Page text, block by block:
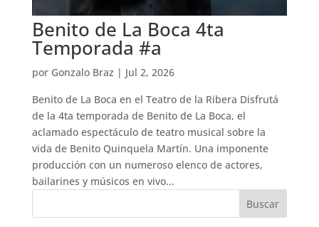
Benito de La Boca 4ta
Temporada #a
por Gonzalo Braz | Jul 2, 2026
Benito de La Boca en el Teatro de la Ribera Disfrutá
de la 4ta temporada de Benito de La Boca, el
aclamado espectáculo de teatro musical sobre la
vida de Benito Quinquela Martín. Una imponente
producción con un numeroso elenco de actores,
bailarines y músicos en vivo...